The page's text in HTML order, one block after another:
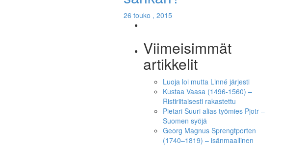
26 touko , 2015
Viimeisimmät
artikkelit
Luoja loi mutta Linné järjesti
Kustaa Vaasa (1496-1560) –
Ristiriitaisesti rakastettu
Pietari Suuri alias työmies Pjotr –
Suomen syöjä
Georg Magnus Sprengtporten
(1740–1819) – isänmaallinen